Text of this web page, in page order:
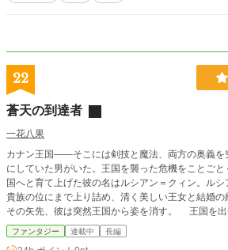
22
蒼天の到達者
一花八果
カナン王国――そこには剣技と魔法、両方の奥義を
にしていた男がいた。王国を襲った危機をことご
国へと育て上げた彼の名はルシアン＝クィン。ル
貴族の位にまで上り詰め、清く美しい王女と結婚
その矢先、彼は突然王国から姿を消す。 王国を
邪悪な龍が住むという呪われた山だった。そこで
はなく、なんとその娘。ルシアンは少女を一人にす
ファンタジー 連載中 長編